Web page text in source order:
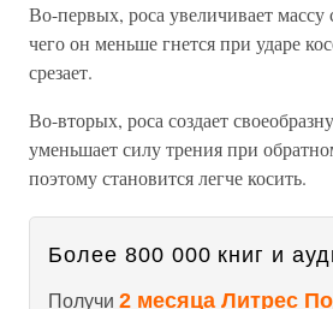
Во-первых, роса увеличивает массу
чего он меньше гнется при ударе
срезает.
Во-вторых, роса создает
уменьшает силу трения при
поэтому становится легче косить.
Более 800 000 книг и
Получи 2 месяца Литрес